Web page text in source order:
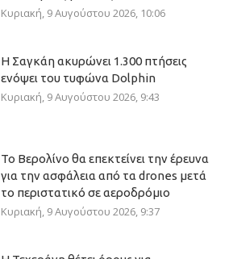
Κυριακή, 9 Αυγούστου 2026, 10:06
Η Σαγκάη ακυρώνει 1.300 πτήσεις
ενόψει του τυφώνα Dolphin
Κυριακή, 9 Αυγούστου 2026, 9:43
Το Βερολίνο θα επεκτείνει την έρευνα
για την ασφάλεια από τα drones μετά
το περιστατικό σε αεροδρόμιο
Κυριακή, 9 Αυγούστου 2026, 9:37